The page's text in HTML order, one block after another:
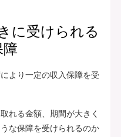
に受けられる
障
より一定の収入保障を受
れる金額、期間が大きく
な保障を受けられるのか